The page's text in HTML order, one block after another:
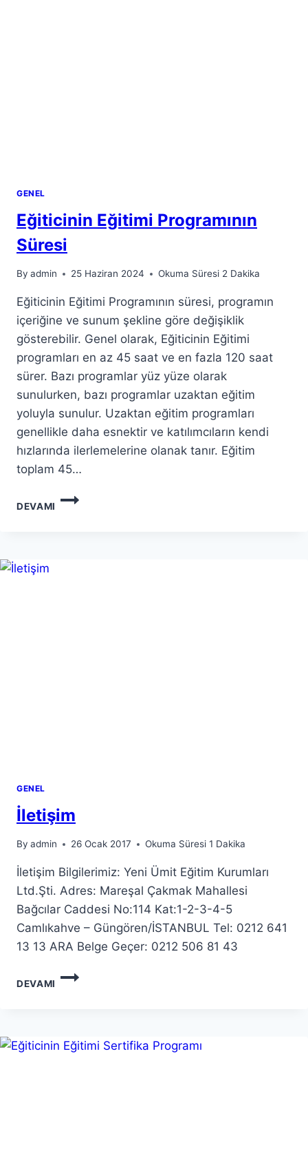
GENEL
Eğiticinin Eğitimi Programının
Süresi
By admin 25 Haziran 2024 Okuma Süresi 2 Dakika
Eğiticinin Eğitimi Programının süresi, programın
içeriğine ve sunum şekline göre değişiklik
gösterebilir. Genel olarak, Eğiticinin Eğitimi
programları en az 45 saat ve en fazla 120 saat
sürer. Bazı programlar yüz yüze olarak
sunulurken, bazı programlar uzaktan eğitim
yoluyla sunulur. Uzaktan eğitim programları
genellikle daha esnektir ve katılımcıların kendi
hızlarında ilerlemelerine olanak tanır. Eğitim
toplam 45…
DEVAMI
EĞITICININ
GENEL
İletişim
By admin 26 Ocak 2017 Okuma Süresi 1 Dakika
İletişim Bilgilerimiz: Yeni Ümit Eğitim Kurumları
Ltd.Şti. Adres: Mareşal Çakmak Mahallesi
Bağcılar Caddesi No:114 Kat:1-2-3-4-5
Camlıkahve – Güngören/İSTANBUL Tel: 0212 641
13 13 ARA Belge Geçer: 0212 506 81 43
DEVAMI
İLETIŞIM